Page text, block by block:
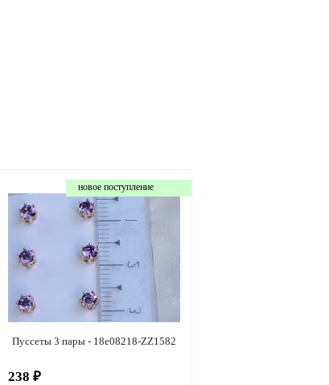
новое поступление
Пуссеты 3 пары - 18e08218-ZZ1582
238 ₽